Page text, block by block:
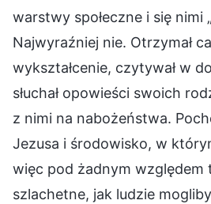
warstwy społeczne i się nimi
Najwyraźniej nie. Otrzymał
wykształcenie, czytywał w
słuchał opowieści swoich
z nimi na nabożeństwa.
Jezusa i środowisko, w
więc pod żadnym względem
szlachetne, jak ludzie